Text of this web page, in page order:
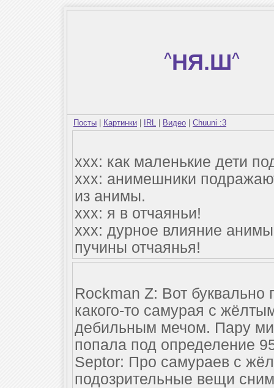
^НЯ.Ш^
Посты Картинки IRL Видео Chuuni :3
ххх: как маленькие дети
ххх: анимешники
из анимы.
ххх: я в отчаяньи!
ххх: дурное влияние
пучины отчаянья!
Rockman Z: Вот
какого-то самурая с
дебильным мечом. Пару
попала под определение
Septor: Про самураев с
подозрительные вещи